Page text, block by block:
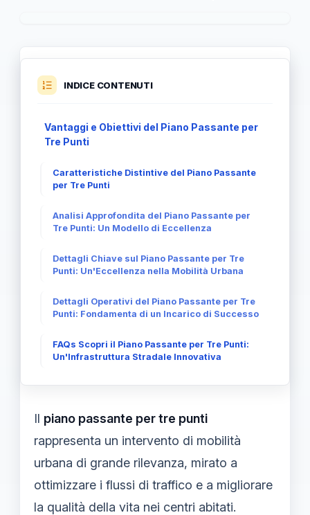
INDICE CONTENUTI
Vantaggi e Obiettivi del Piano Passante per
Tre Punti
Caratteristiche Distintive del Piano Passante
per Tre Punti
Analisi Approfondita del Piano Passante per
Tre Punti: Un Modello di Eccellenza
Dettagli Chiave sul Piano Passante per Tre
Punti: Un'Eccellenza nella Mobilità Urbana
Dettagli Operativi del Piano Passante per Tre
Punti: Fondamenta di un Incarico di Successo
FAQs Scopri il Piano Passante per Tre Punti:
Un'Infrastruttura Stradale Innovativa
Il piano passante per tre punti
rappresenta un intervento di mobilità
urbana di grande rilevanza, mirato a
ottimizzare i flussi di traffico e a migliorare
la qualità della vita nei centri abitati.